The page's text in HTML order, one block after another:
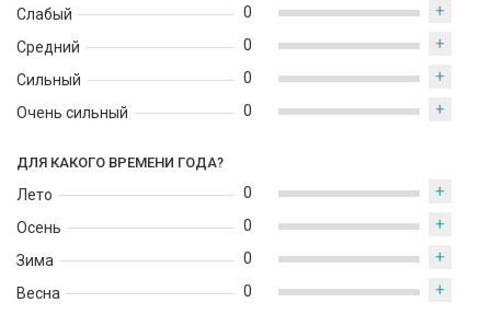
Слабый
Средний
Сильный
Очень сильный
0 +
0 +
0 +
0 +
ДЛЯ КАКОГО ВРЕМЕНИ ГОДА?
Лето
Осень
Зима
Весна
0 +
0 +
0 +
0 +